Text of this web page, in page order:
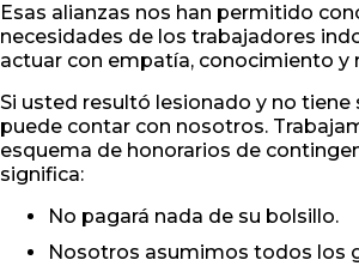
Esas alianzas nos han permitido
necesidades de los trabajadores
actuar con empatía, conocimiento y
Si usted resultó lesionado y no tiene
puede contar con nosotros.
esquema de honorarios de
significa:
No pagará nada de su bolsillo.
Nosotros asumimos todos los